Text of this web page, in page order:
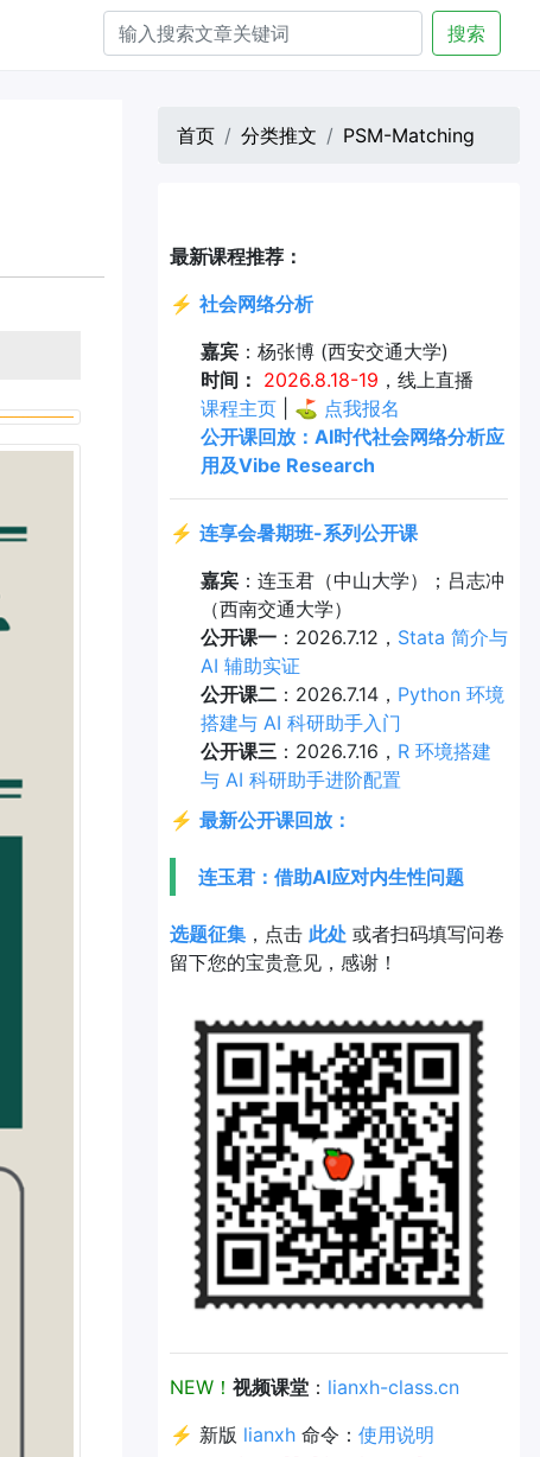
搜索
首页 分类推文 PSM-Matching
最新课程推荐：
⚡ 社会网络分析
嘉宾：杨张博 (西安交通大学)
时间： 2026.8.18-19 ，线上直播
课程主页| ⛳ 点我报名
公开课回放：AI时代社会网络分析应
用及Vibe Research
⚡ 连享会暑期班-系列公开课
嘉宾：连玉君（中山大学）；吕志冲
（西南交通大学）
公开课一：2026.7.12， Stata 简介与
AI 辅助实证
公开课二：2026.7.14， Python 环境
搭建与 AI 科研助手入门
公开课三：2026.7.16， R 环境搭建
与 AI 科研助手进阶配置
⚡ 最新公开课回放：
连玉君：借助AI应对内生性问题
选题征集 ，点击 此处 或者扫码填写问卷
留下您的宝贵意见，感谢！
NEW！ 视频课堂 ： lianxh-class.cn
⚡ 新版 lianxh 命令： 使用说明